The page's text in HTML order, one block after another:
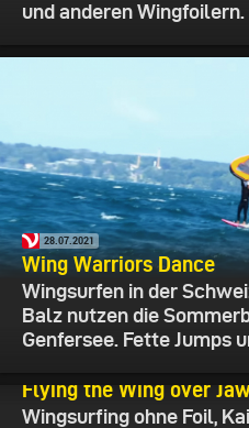
und anderen Wingfoilern.
28.07.2021
Wing Warriors Dance
Wingsurfen in der
Balz nutzen die
Genfersee. Fette Jumps
Flying the Wing over
Wingsurfing ohne Foil,